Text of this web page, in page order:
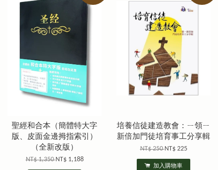
聖經和合本（簡體特大字
版、皮面金邊拇指索引）
（全新改版）
NT$ 1,350NT$ 1,188
培養信徒建造教會：ㄧ領ㄧ
新倍加門徒培育事工分享輯
NT$ 250NT$ 225
加入購物車